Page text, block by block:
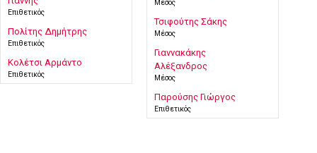
Επιθετικός
Πολίτης Δημήτρης
Επιθετικός
Κολέτσι Αρμάντο
Επιθετικός
Μέσος
Τσιφούτης Σάκης
Μέσος
Γιαννακάκης
Αλέξανδρος
Μέσος
Παρούσης Γιώργος
Επιθετικός